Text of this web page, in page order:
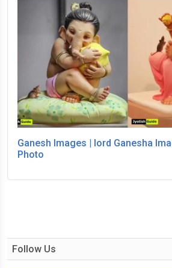
Ganesh Images | lord Ganesha
Photo
Follow Us